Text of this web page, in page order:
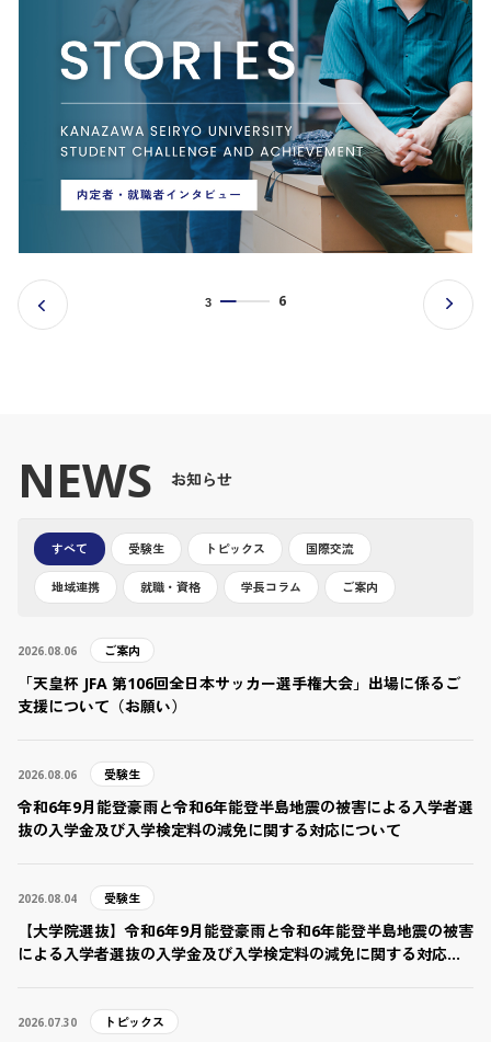
3 6
NEWS お知らせ
すべて 受験生 トピックス 国際交流
地域連携 就職・資格 学長コラム ご案内
2026.08.06 ご案内
「天皇杯 JFA 第106回全日本サッカー選手権大会」出場に係るご
支援について（お願い）
2026.08.06 受験生
令和6年9月能登豪雨と令和6年能登半島地震の被害による入学者選
抜の入学金及び入学検定料の減免に関する対応について
2026.08.04 受験生
【大学院選抜】令和6年9月能登豪雨と令和6年能登半島地震の被害
による入学者選抜の入学金及び入学検定料の減免に関する対応に
2026.07.30 トピックス